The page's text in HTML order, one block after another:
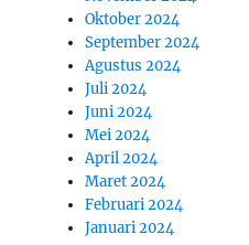
Oktober 2024
September 2024
Agustus 2024
Juli 2024
Juni 2024
Mei 2024
April 2024
Maret 2024
Februari 2024
Januari 2024